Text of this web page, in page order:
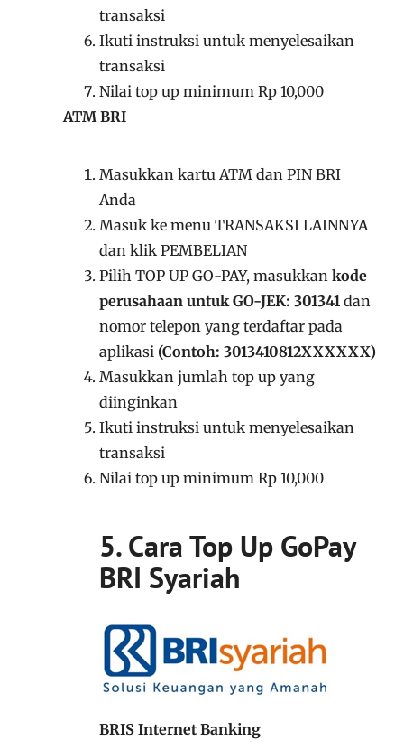
transaksi
Ikuti instruksi untuk menyelesaikan
transaksi
Nilai top up minimum Rp 10,000
ATM BRI
Masukkan kartu ATM dan PIN BRI
Anda
Masuk ke menu TRANSAKSI LAINNYA
dan klik PEMBELIAN
Pilih TOP UP GO-PAY, masukkan kode
perusahaan untuk GO-JEK: 301341 dan
nomor telepon yang terdaftar pada
aplikasi (Contoh: 3013410812XXXXXX)
Masukkan jumlah top up yang
diinginkan
Ikuti instruksi untuk menyelesaikan
transaksi
Nilai top up minimum Rp 10,000
5.Cara Top Up GoPay
BRI Syariah
BRIS Internet Banking